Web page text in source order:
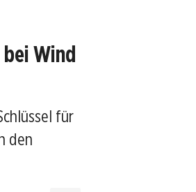
Wind
für
den